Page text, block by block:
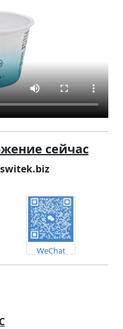
сейчас
WeChat